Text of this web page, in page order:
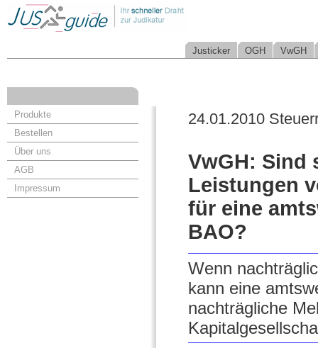
Justicker OGH VwGH
Produkte
Bestellen
Über uns
AGB
Impressum
24.01.2010
VwGH: Sind
Leistungen
für eine
BAO?
Wenn
kann eine
nachträgliche